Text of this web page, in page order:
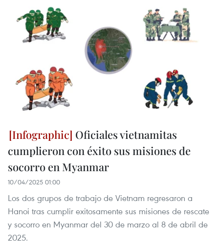
Oficiales vietnamitas
cumplieron con éxito sus misiones de
socorro en Myanmar
10/04/2025 01:00
Los dos grupos de trabajo de Vietnam regresaron a
Hanoi tras cumplir exitosamente sus misiones de rescate
y socorro en Myanmar del 30 de marzo al 8 de abril de
2025.